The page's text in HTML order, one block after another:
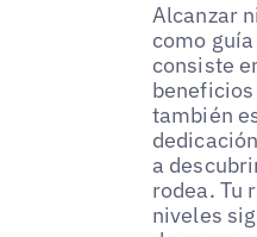
Alcanzar
como
consiste
también
a
rodea. Tu
niveles